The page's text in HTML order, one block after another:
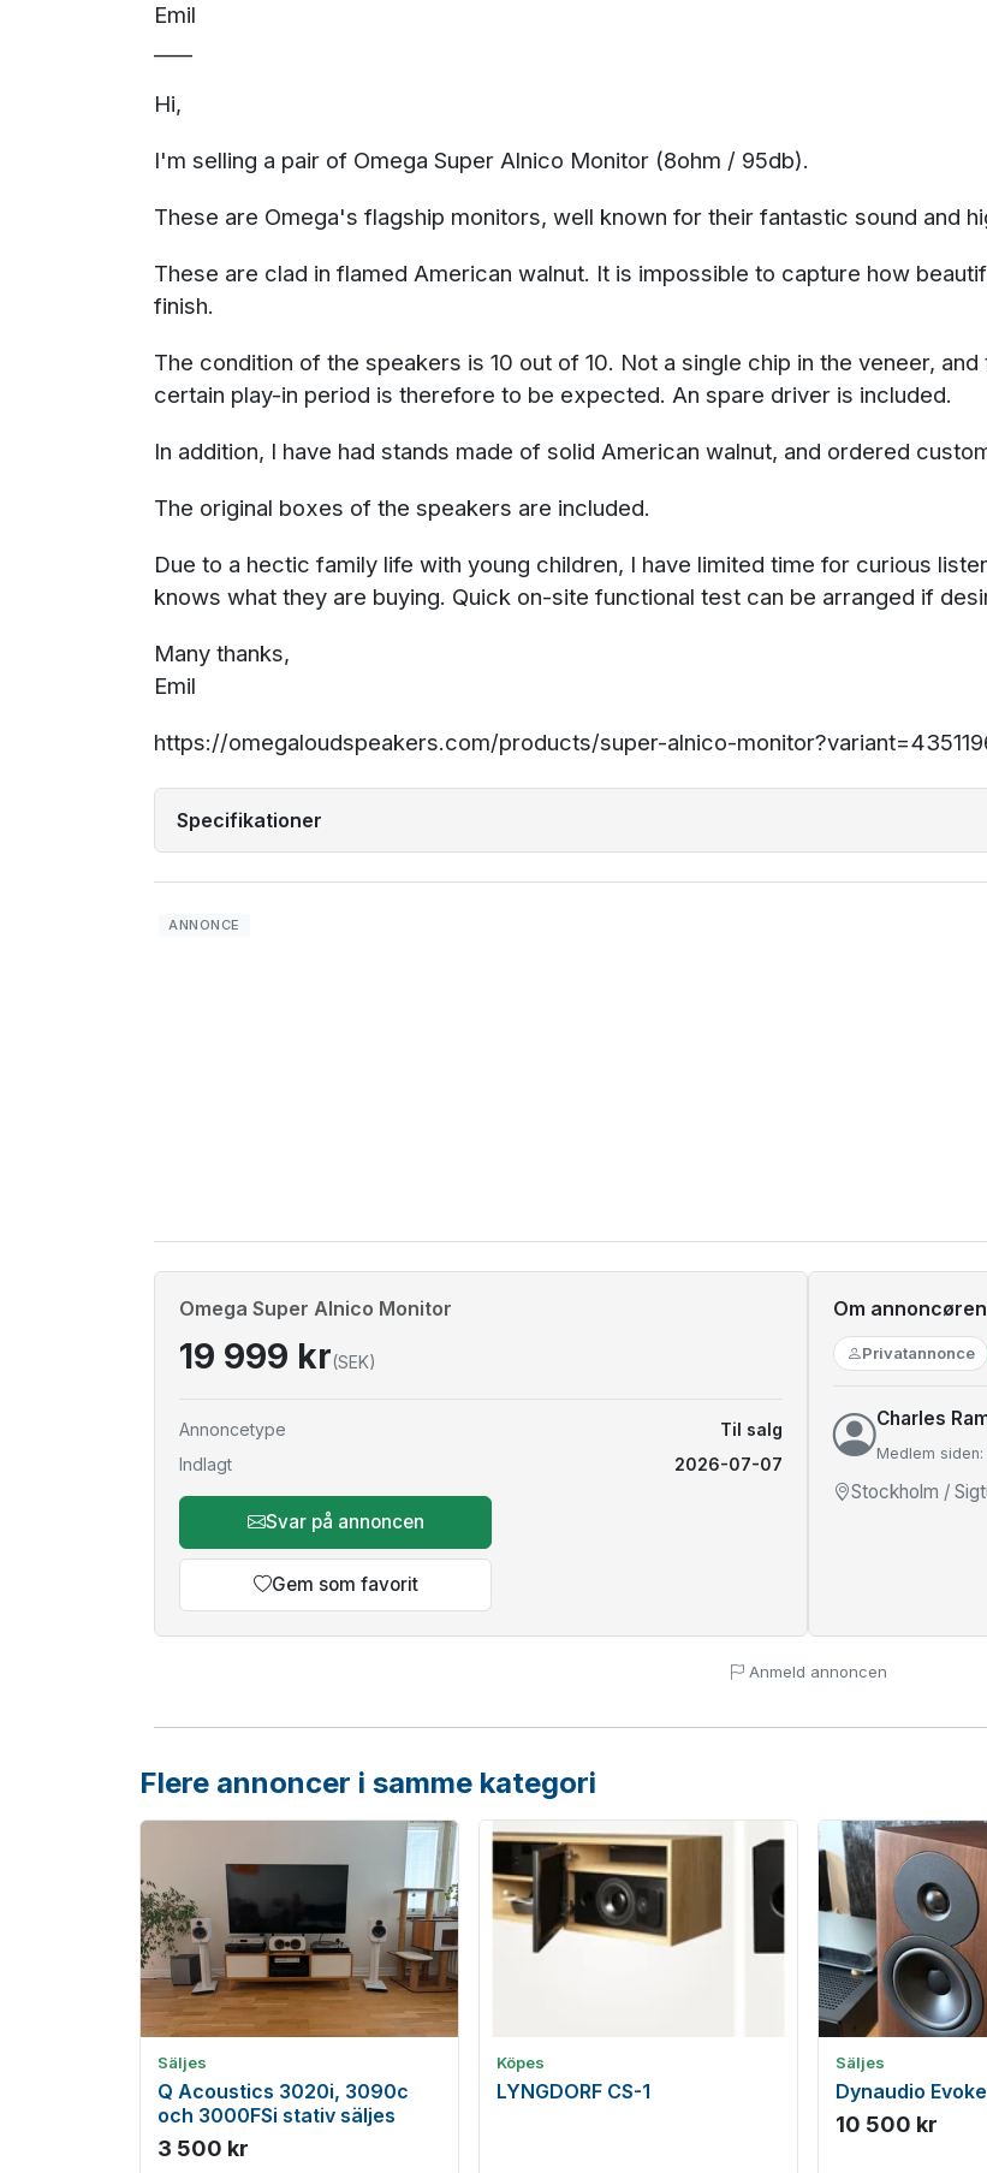
Emil
Hi,
I'm selling a pair of Omega Super Alnico Monitor (8ohm / 95db).
These are Omega's flagship monitors, well known for their fantastic sound and
These are clad in flamed American walnut. It is impossible to capture how
finish.
The condition of the speakers is 10 out of 10. Not a single chip in the veneer,
certain play-in period is therefore to be expected. An spare driver is included.
In addition, I have had stands made of solid American walnut, and ordered
The original boxes of the speakers are included.
Due to a hectic family life with young children, I have limited time for curious
knows what they are buying. Quick on-site functional test can be arranged if
Many thanks,
Emil
https://omegaloudspeakers.com/products/super-alnico-
Specifikationer
Omega Super Alnico Monitor
19 999 kr(SEK)
Annoncetype
Til salg
Indlagt
2026-07-07
Svar på annoncen
Gem som favorit
Om annoncøren
Privatannonce
Charles
Medlem
Stockholm /
Anmeld annoncen
Flere annoncer i samme kategori
Säljes
Q Acoustics 3020i, 3090c
och 3000FSi stativ säljes
3 500 kr
Köpes
LYNGDORF CS-1
Säljes
Dynaudio
10 500 kr